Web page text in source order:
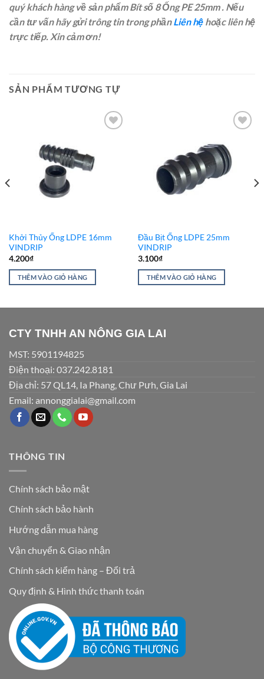
quý khách hàng về sản phẩm Bít số 8 Ống PE 25mm . Nếu
cần tư vấn hãy gửi trông tin trong phầnLiên hệ hoặc liên hệ
trực tiếp. Xin cảm ơn!
SẢN PHẨM TƯƠNG TỰ
Khởi Thủy Ống LDPE 16mm
VINDRIP
4.200₫
THÊM VÀO GIỎ HÀNG
Add to
Wishlist
Đầu Bịt Ống LDPE 25mm
VINDRIP
3.100₫
THÊM VÀO GIỎ HÀNG
CTY TNHH AN NÔNG GIA LAI
MST: 5901194825
Điện thoại: 037.242.8181
Địa chỉ: 57 QL14, Ia Phang, Chư Pưh, Gia Lai
Email: annonggialai@gmail.com
THÔNG TIN
Chính sách bảo mật
Chính sách bảo hành
Hướng dẫn mua hàng
Vận chuyển & Giao nhận
Chính sách kiểm hàng – Đổi trả
Quy định & Hình thức thanh toán